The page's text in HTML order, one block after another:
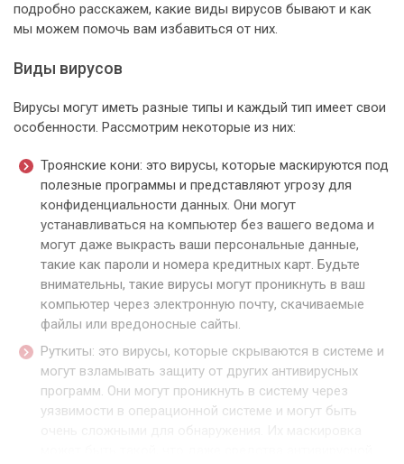
подробно расскажем, какие виды вирусов бывают и как
мы можем помочь вам избавиться от них.
Виды вирусов
Вирусы могут иметь разные типы и каждый тип имеет свои
особенности. Рассмотрим некоторые из них:
Троянские кони: это вирусы, которые маскируются под
полезные программы и представляют угрозу для
конфиденциальности данных. Они могут
устанавливаться на компьютер без вашего ведома и
могут даже выкрасть ваши персональные данные,
такие как пароли и номера кредитных карт. Будьте
внимательны, такие вирусы могут проникнуть в ваш
компьютер через электронную почту, скачиваемые
файлы или вредоносные сайты.
Руткиты: это вирусы, которые скрываются в системе и
могут взламывать защиту от других антивирусных
программ. Они могут проникнуть в систему через
уязвимости в операционной системе и могут быть